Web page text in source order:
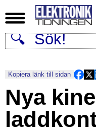
Kopiera länk till sidan
Nya